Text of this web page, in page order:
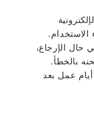
الاستخدام.
الإرجاع،
بالخطأ.
يتم استرداد المبلغ خلال 5-10 أيام عمل بعد